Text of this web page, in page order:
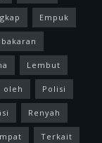
Empuk
Lembut
oleh Polisi
Renyah
Terkait